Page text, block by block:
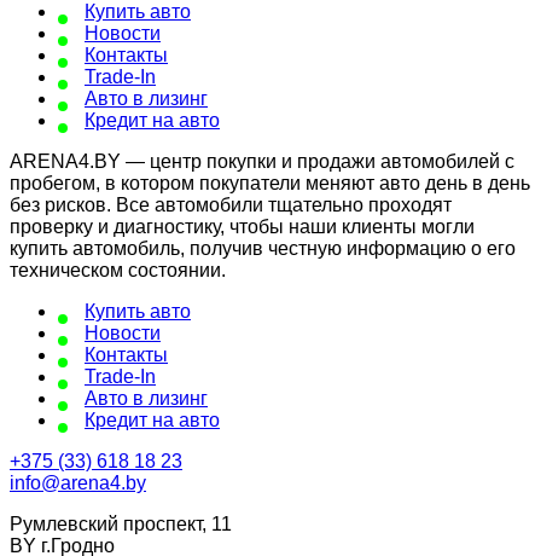
Купить авто
Новости
Контакты
Trade-In
Авто в лизинг
Кредит на авто
ARENA4.BY — центр покупки и продажи автомобилей с
пробегом, в котором покупатели меняют авто день в день
без рисков. Все автомобили тщательно проходят
проверку и диагностику, чтобы наши клиенты могли
купить автомобиль, получив честную информацию о его
техническом состоянии.
Купить авто
Новости
Контакты
Trade-In
Авто в лизинг
Кредит на авто
+375 (33) 618 18 23
info@arena4.by
Румлевский проспект, 11
BY г.Гродно